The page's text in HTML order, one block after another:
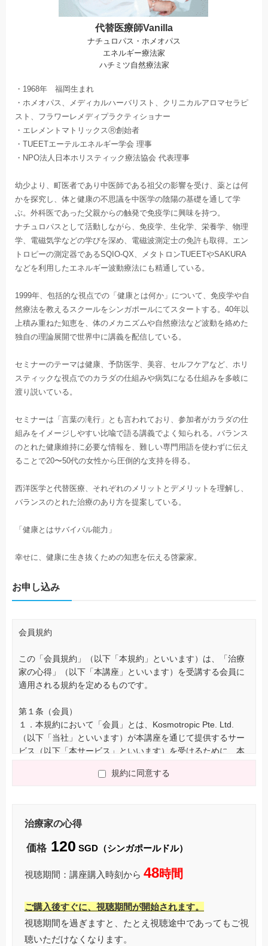
代替医療師Vanilla
ナチュロパス・ホメオパス
エネルギー療法家
ハチミツ自然療法家
・1968年 福岡生まれ
・ホメオパス、メディカルハーバリスト、クリニカルアロマセラピ
スト、フラワーレメディプラクティショナー
・エレメントマトリックスⓇ創始者
・TUEETエーテルエネルギー学会 理事
・NPO法人日本ホリスティック療法協会 代表理事
幼少より、町医者であり中医師である祖父の影響を受け、薬とは何
かを探究し、体と健康の不思議を中医学の陰陽の基礎を通して学
ぶ。外科医であった父親からの触発で免疫学に興味を持つ。
ナチュロパスとして活動しながら、免疫学、生化学、栄養学、物理
学、電磁気学などの学びを深め、電磁波測定士の免許も取得。エン
トロピーの測定器であるSQIO-QX、メタトロンTUEETやSAKURA
などを利用したエネルギー波動療法にも精通している。
1999年、包括的な視点での「健康とは何か」について、免疫学や自
然療法を教えるスクールをシンガポールにてスタートする。40年以
上積み重ねた知恵を、体のメカニズムや自然療法など波動を絡めた
独自の理論展開で世界中に講義を配信している。
セミナーのテーマは健康、予防医学、美容、セルフケアなど、ホリ
スティックな視点でのカラダの仕組みや病気になる仕組みを多岐に
渡り説いている。
セミナーは「言葉の滝行」とも言われており、参加者がカラダの仕
組みをイメージしやすい比喩で語る講義でよく知られる。バランス
のとれた健康維持に必要な情報を、難しい専門用語を使わずに伝え
ることで20〜50代の女性から圧倒的な支持を得る。
西洋医学と代替医療、それぞれのメリットとデメリットを理解し、
バランスのとれた治療のあり方を提案している。
「健康とはサバイバル能力」
幸せに、健康に生き抜くための知恵を伝える啓蒙家。
お申し込み
会員規約
この「会員規約」（以下「本規約」といいます）は、「治療
家の心得」（以下「本講座」といいます）を受講する会員に
適用される規約を定めるものです。
第１条（会員）
１．本規約において「会員」とは、Kosmotropic Pte. Ltd.
（以下「当社」といいます）が本講座を通じて提供するサー
ビス（以下「本サービス」といいます）を受けるために、本
当社が承諾した個人をいいます。
第２条（会費）
１．本サービスの会費は、別途当社が定めるとおりとしま
す。
２．会員は、当社が指定する方法によって、会費を当社に支
しないものとします。
第３条（著作権等）
規約に同意する
治療家の心得
価格 120 SGD（シンガポールドル）
視聴期間：講座購入時刻から 48時間
ご購入後すぐに、視聴期間が開始されます。
視聴期間を過ぎますと、たとえ視聴途中であってもご視
聴いただけなくなります。